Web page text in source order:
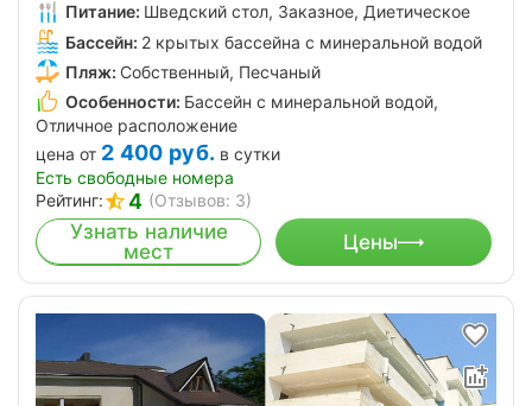
Питание: Шведский стол, Заказное, Диетическое
Бассейн: 2 крытых бассейна с минеральной водой
Пляж: Собственный, Песчаный
Особенности: Бассейн с минеральной водой,
Отличное расположение
цена от 2 400 руб. в сутки
Есть свободные номера
Рейтинг:
4 (Отзывов: 3)
Узнать наличие
мест
Цены